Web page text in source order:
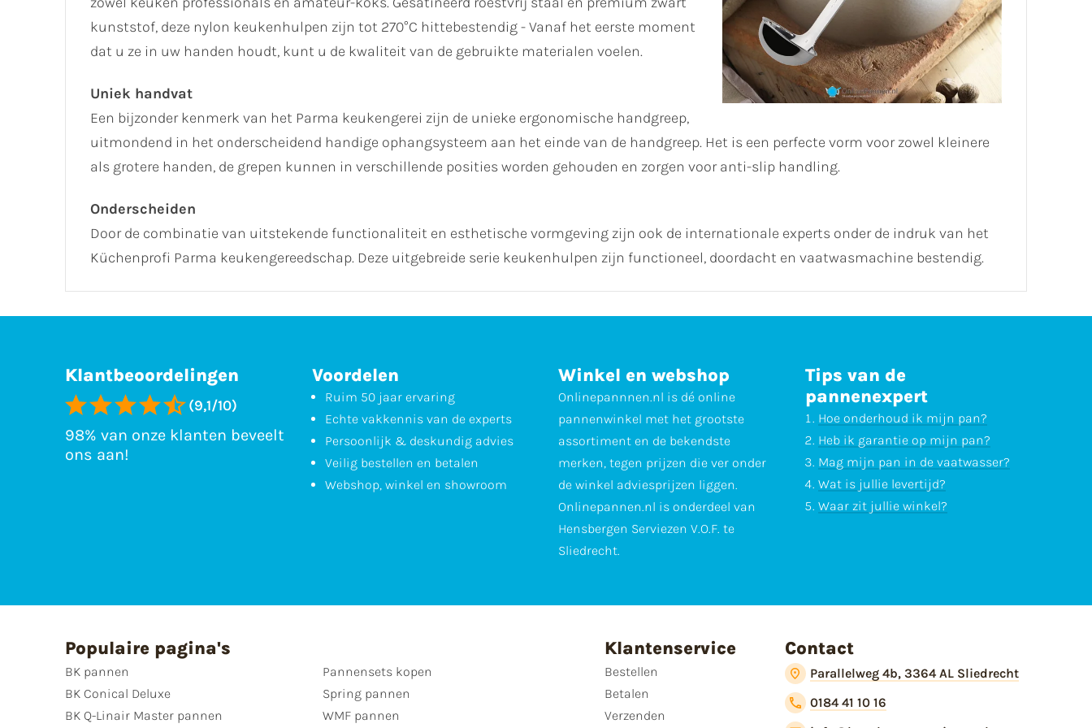
kunststof, deze nylon keukenhulpen zijn tot 270°C hittebestendig - Vanaf het eerste moment
dat u ze in uw handen houdt, kunt u de kwaliteit van de gebruikte materialen voelen.
Uniek handvat
Een bijzonder kenmerk van het Parma keukengerei zijn de unieke ergonomische handgreep,
uitmondend in het onderscheidend handige ophangsysteem aan het einde van de handgreep. Het is een perfecte vorm voor zowel kleinere
als grotere handen, de grepen kunnen in verschillende posities worden gehouden en zorgen voor anti-slip handling.
Onderscheiden
Door de combinatie van uitstekende functionaliteit en esthetische vormgeving zijn ook de internationale experts onder de indruk van het
Küchenprofi Parma keukengereedschap. Deze uitgebreide serie keukenhulpen zijn functioneel, doordacht en vaatwasmachine bestendig.
Klantbeoordelingen
(9,1/10)
98% van onze klanten beveelt
ons aan!
Voordelen
Ruim 50 jaar ervaring
Echte vakkennis van de experts
Persoonlijk & deskundig advies
Veilig bestellen en betalen
Webshop, winkel en showroom
Winkel en webshop
Onlinepannnen.nl is dé online
pannenwinkel met het grootste
assortiment en de bekendste
merken, tegen prijzen die ver onder
de winkel adviesprijzen liggen.
Onlinepannen.nl is onderdeel van
Hensbergen Serviezen V.O.F. te
Sliedrecht.
Tips van de
pannenexpert
Hoe onderhoud ik mijn pan?
Heb ik garantie op mijn pan?
Mag mijn pan in de vaatwasser?
Wat is jullie levertijd?
Waar zit jullie winkel?
Populaire pagina's
BK pannen
BK Conical Deluxe
BK Q-Linair Master pannen
Pannensets kopen
Spring pannen
WMF pannen
Klantenservice
Bestellen
Betalen
Verzenden
Contact
Parallelweg 4b, 3364 AL Sliedrecht
0184 41 10 16